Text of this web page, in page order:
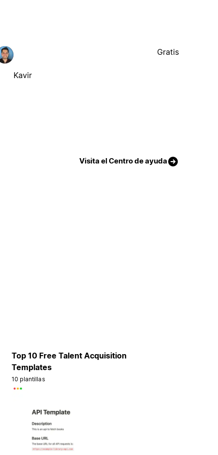
Kavir
Gratis
Visita el Centro de ayuda
Top 10 Free Talent Acquisition
Templates
10 plantillas